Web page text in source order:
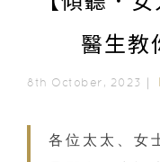
醫生教
8th October, 2023｜
各位太太、女